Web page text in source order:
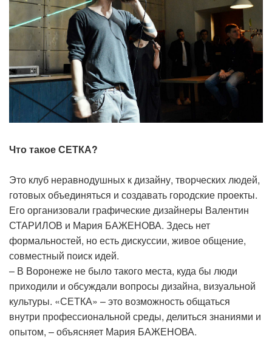
Что такое СЕТКА?
Это клуб неравнодушных к дизайну, творческих людей,
готовых объединяться и создавать городские проекты.
Его организовали графические дизайнеры Валентин
СТАРИЛОВ и Мария БАЖЕНОВА. Здесь нет
формальностей, но есть дискуссии, живое общение,
совместный поиск идей.
– В Воронеже не было такого места, куда бы люди
приходили и обсуждали вопросы дизайна, визуальной
культуры. «СЕТКА» – это возможность общаться
внутри профессиональной среды, делиться знаниями и
опытом, – объясняет Мария БАЖЕНОВА.